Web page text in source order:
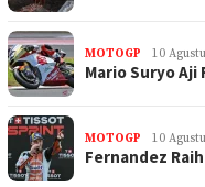
MOTOGP 10
Mario Suryo
MOTOGP 10
Fernandez